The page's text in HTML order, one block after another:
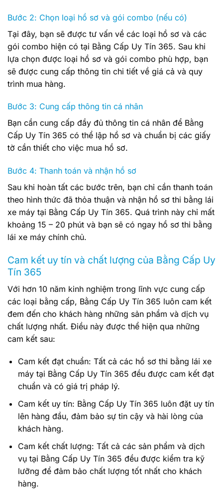
Bước 2: Chọn loại hồ sơ và gói combo (nếu có)
Tại đây, bạn sẽ được tư vấn về các loại hồ sơ và các
gói combo hiện có tại Bằng Cấp Uy Tín 365. Sau khi
lựa chọn được loại hồ sơ và gói combo phù hợp, bạn
sẽ được cung cấp thông tin chi tiết về giá cả và quy
trình mua hàng.
Bước 3: Cung cấp thông tin cá nhân
Bạn cần cung cấp đầy đủ thông tin cá nhân để Bằng
Cấp Uy Tín 365 có thể lập hồ sơ và chuẩn bị các giấy
tờ cần thiết cho việc mua hồ sơ.
Bước 4: Thanh toán và nhận hồ sơ
Sau khi hoàn tất các bước trên, bạn chỉ cần thanh toán
theo hình thức đã thỏa thuận và nhận hồ sơ thi bằng lái
xe máy tại Bằng Cấp Uy Tín 365. Quá trình này chỉ mất
khoảng 15 – 20 phút và bạn sẽ có ngay hồ sơ thi bằng
lái xe máy chính chủ.
Cam kết uy tín và chất lượng của Bằng Cấp Uy
Tín 365
Với hơn 10 năm kinh nghiệm trong lĩnh vực cung cấp
các loại bằng cấp, Bằng Cấp Uy Tín 365 luôn cam kết
đem đến cho khách hàng những sản phẩm và dịch vụ
chất lượng nhất. Điều này được thể hiện qua những
cam kết sau:
Cam kết đạt chuẩn: Tất cả các hồ sơ thi bằng lái xe
máy tại Bằng Cấp Uy Tín 365 đều được cam kết đạt
chuẩn và có giá trị pháp lý.
Cam kết uy tín: Bằng Cấp Uy Tín 365 luôn đặt uy tín
lên hàng đầu, đảm bảo sự tin cậy và hài lòng của
khách hàng.
Cam kết chất lượng: Tất cả các sản phẩm và dịch
vụ tại Bằng Cấp Uy Tín 365 đều được kiểm tra kỹ
lưỡng để đảm bảo chất lượng tốt nhất cho khách
hàng.